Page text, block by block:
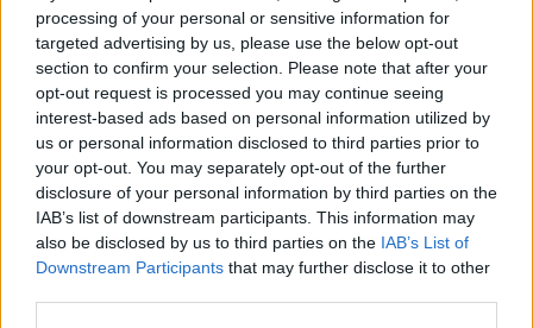
processing of your personal or sensitive information for
targeted advertising by us, please use the below opt-out
section to confirm your selection. Please note that after your
opt-out request is processed you may continue seeing
interest-based ads based on personal information utilized by
us or personal information disclosed to third parties prior to
your opt-out. You may separately opt-out of the further
disclosure of your personal information by third parties on the
IAB’s list of downstream participants. This information may
also be disclosed by us to third parties on the IAB’s List of
Downstream Participants that may further disclose it to other
Белият дом спира проекти за
възобновяема енергия в САЩ
07.08.2026 / 18:00